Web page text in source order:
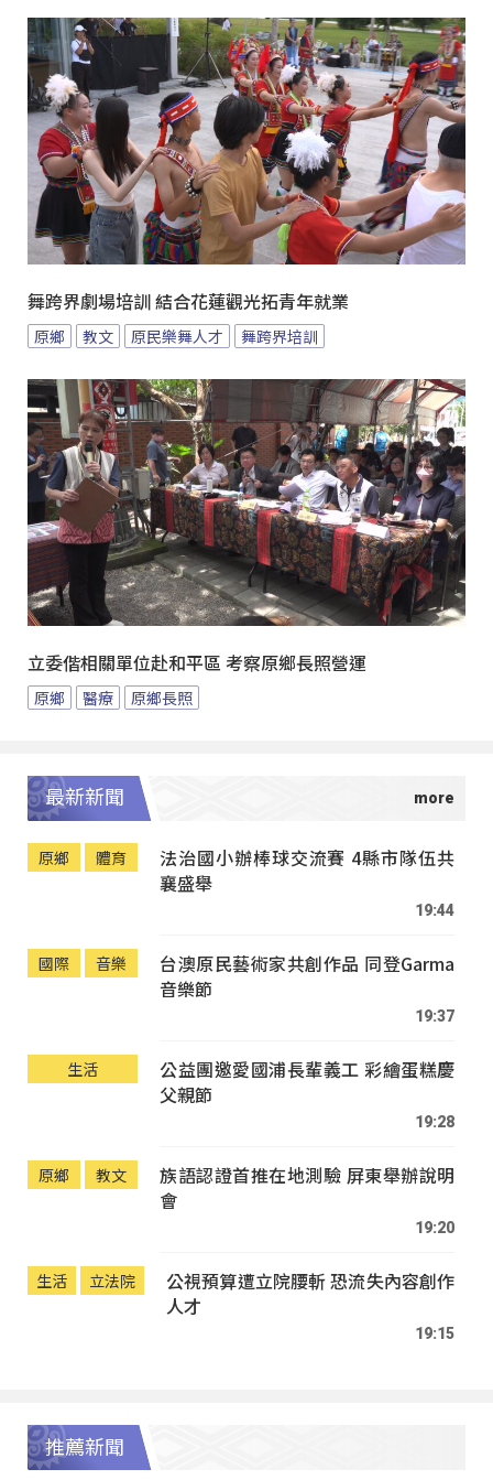
舞跨界劇場培訓 結合花蓮觀光拓青年就業
原鄉 教文 原民樂舞人才 舞跨界培訓
立委偕相關單位赴和平區 考察原鄉長照營運
原鄉 醫療 原鄉長照
最新新聞
原鄉 體育
法治國小辦棒球交流賽 4縣市隊伍共
襄盛舉
19:44
國際 音樂
台澳原民藝術家共創作品 同登Garma
音樂節
19:37
生活
公益團邀愛國浦長輩義工 彩繪蛋糕慶
父親節
19:28
原鄉 教文
族語認證首推在地測驗 屏東舉辦說明
會
19:20
生活 立法院
公視預算遭立院腰斬 恐流失內容創作
人才
19:15
推薦新聞